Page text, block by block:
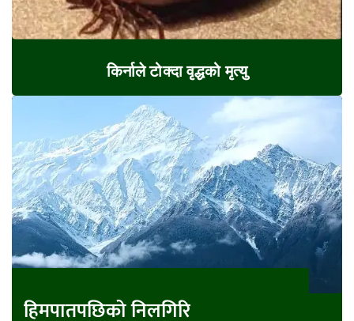
किर्नाले टोक्दा वृद्धको मृत्यु
हिमपातपछिको निलगिरि